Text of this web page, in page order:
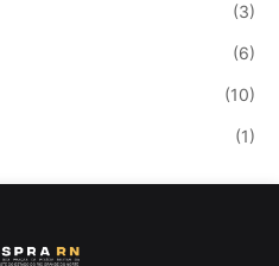
(3)
(6)
(10)
(1)